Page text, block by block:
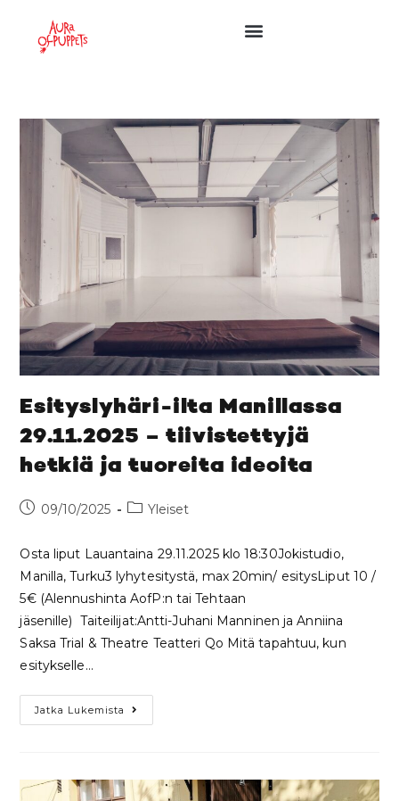
Esityslyhäri-ilta Manillassa
29.11.2025 – tiivistettyjä
hetkiä ja tuoreita ideoita
09/10/2025 Yleiset
Osta liput Lauantaina 29.11.2025 klo 18:30Jokistudio,
Manilla, Turku3 lyhytesitystä, max 20min/ esitysLiput 10 /
5€ (Alennushinta AofP:n tai Tehtaan
jäsenille) Taiteilijat:Antti-Juhani Manninen ja Anniina
Saksa Trial & Theatre Teatteri Qo Mitä tapahtuu, kun
esitykselle…
Jatka Lukemista